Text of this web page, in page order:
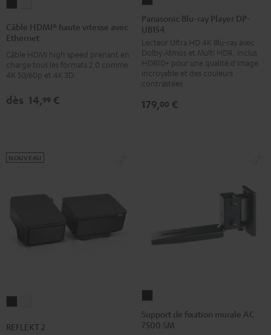
haute
avec
Ethernet
haute
avec
Ethernet
Câble HDMI® haute vitesse avec
Ethernet
Câble HDMI high speed prenant en
charge tous les formats 2.0 comme
4K 50/60p et 4K 3D
dès 14,99 €
ray
Player
DP-
UB154
Noir
Panasonic Blu-ray Player DP-
UB154
Lecteur Ultra HD 4K Blu-ray avec
Dolby Atmos et Multi HDR, inclus
HDR10+ pour une qualité d’image
incroyable et des couleurs
contrastées
179,00 €
NoirBlanc
REFLEKT 2
NOUVEAU
fixation
Support de fixation murale AC
7500 SM